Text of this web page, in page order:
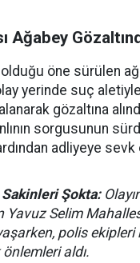
Ağabey
öne sürülen
yerinde suç
gözaltına
sorgusunun
adliyeye
Şokta:
Yavuz Selim
polis ekipleri
aldı.